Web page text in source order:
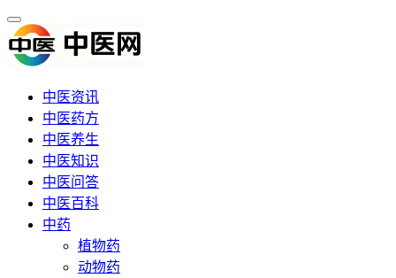
中医资讯
中医药方
中医养生
中医知识
中医问答
中医百科
中药
植物药
动物药